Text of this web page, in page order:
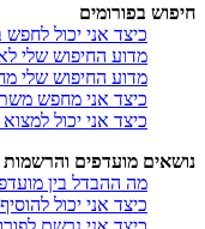
חיפוש בפורומים
כיצד אני יכול לחפש
מדוע החיפוש שלי
מדוע החיפוש שלי
כיצד אני מחפש
כיצד אני יכול
נושאים מועדפים והרשמות
מה ההבדל בין
כיצד אני יכול